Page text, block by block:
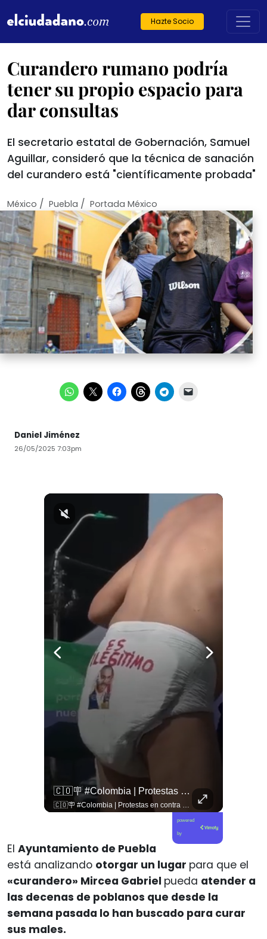
Hazte Socio
Curandero rumano podría
tener su propio espacio para
dar consultas
El secretario estatal de Gobernación, Samuel
Aguillar, consideró que la técnica de sanación
del curandero está "científicamente probada"
México / Puebla / Portada México
Daniel Jiménez
26/05/2025 7:03pm
🇨🇴🪧 #Colombia | Protestas En Contra De La Toma De Posesión De Abelardo Son Lideradas Por Iván Cepeda
🇨🇴🪧 #Colombia | Protestas en contra de la toma de posesión de Abelardo son lideradas por Iván Cepeda
powered
by
El Ayuntamiento de Puebla
está analizando otorgar un lugar para que el
«curandero» Mircea Gabriel pueda atender a
las decenas de poblanos que desde la
semana pasada lo han buscado para curar
sus males.